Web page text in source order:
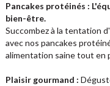
Pancakes protéinés :
bien-être.
Succombez à la tentation
avec nos pancakes
alimentation saine tout en
Plaisir gourmand :